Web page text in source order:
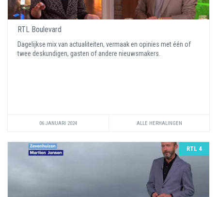
RTL Boulevard
Dagelijkse mix van actualiteiten, vermaak en opinies met één of
twee deskundigen, gasten of andere nieuwsmakers.
06 JANUARI 2024 ALLE HERHALINGEN
RTL 4